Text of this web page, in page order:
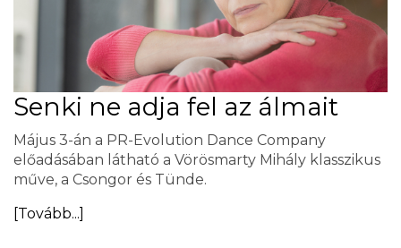
Senki ne adja fel az álmait
Május 3-án a PR-Evolution Dance Company
előadásában látható a Vörösmarty Mihály klasszikus
műve, a Csongor és Tünde.
[Tovább...]